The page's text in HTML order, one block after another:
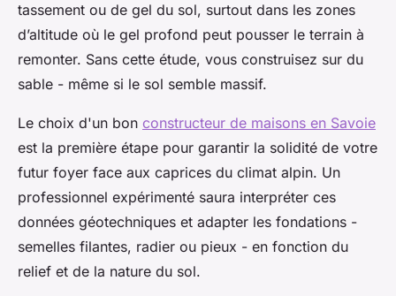
tassement ou de gel du sol, surtout dans les zones
d’altitude où le gel profond peut pousser le terrain à
remonter. Sans cette étude, vous construisez sur du
sable - même si le sol semble massif.
Le choix d'un bon constructeur de maisons en Savoie
est la première étape pour garantir la solidité de votre
futur foyer face aux caprices du climat alpin. Un
professionnel expérimenté saura interpréter ces
données géotechniques et adapter les fondations -
semelles filantes, radier ou pieux - en fonction du
relief et de la nature du sol.